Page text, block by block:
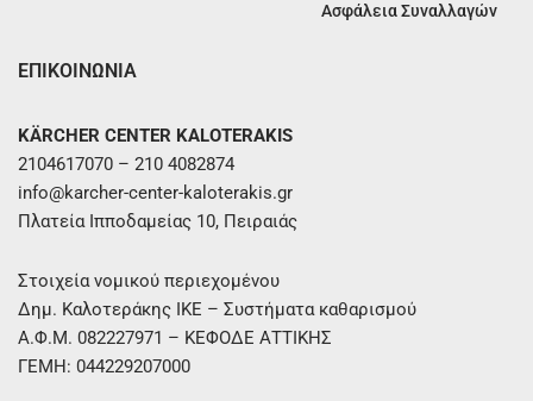
Ασφάλεια Συναλλαγών
ΕΠΙΚΟΙΝΩΝΙΑ
KÄRCHER CENTER KALOTERAKIS
2104617070 – 210 4082874
info@karcher-center-kaloterakis.gr
Πλατεία Ιπποδαμείας 10, Πειραιάς
Στοιχεία νομικού περιεχομένου
Δημ. Καλοτεράκης ΙΚΕ – Συστήματα καθαρισμού
Α.Φ.Μ. 082227971 – ΚΕΦΟΔΕ ΑΤΤΙΚΗΣ
ΓΕΜΗ: 044229207000